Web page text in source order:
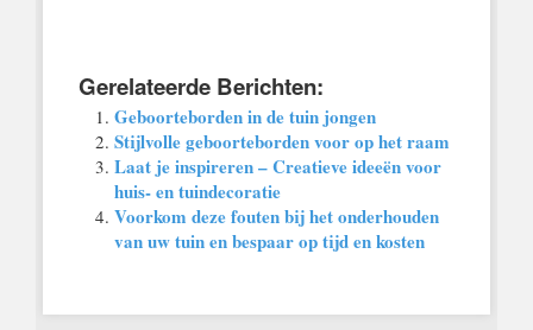
Gerelateerde Berichten:
Geboorteborden in de tuin jongen
Stijlvolle geboorteborden voor op het raam
Laat je inspireren – Creatieve ideeën voor
huis- en tuindecoratie
Voorkom deze fouten bij het onderhouden
van uw tuin en bespaar op tijd en kosten